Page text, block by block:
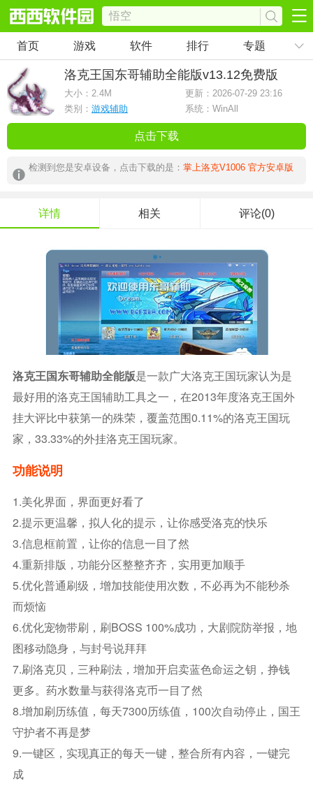
首页 游戏 软件 排行 专题
洛克王国东哥辅助全能版v13.12免费版
大小： 2.4M
更新：2026-07-29 23:16
类别： 游戏辅助 系统：WinAll
点击下载
检测到您是安卓设备，点击下载的是： 掌上洛克V1006 官方安卓版
详情 相关 评论(0)
洛克王国东哥辅助全能版是一款广大洛克王国玩家认为是
最好用的洛克王国辅助工具之一，在2013年度洛克王国外
挂大评比中获第一的殊荣，覆盖范围0.11%的洛克王国玩
家，33.33%的外挂洛克王国玩家。
功能说明
1.美化界面，界面更好看了
2.提示更温馨，拟人化的提示，让你感受洛克的快乐
3.信息框前置，让你的信息一目了然
4.重新排版，功能分区整整齐齐，实用更加顺手
5.优化普通刷级，增加技能使用次数，不必再为不能秒杀
而烦恼
6.优化宠物带刷，刷BOSS 100%成功，大剧院防举报，地
图移动隐身，与封号说拜拜
7.刷洛克贝，三种刷法，增加开启卖蓝色命运之钥，挣钱
更多。药水数量与获得洛克币一目了然
8.增加刷历练值，每天7300历练值，100次自动停止，国王
守护者不再是梦
9.一键区，实现真正的每天一键，整合所有内容，一键完
成